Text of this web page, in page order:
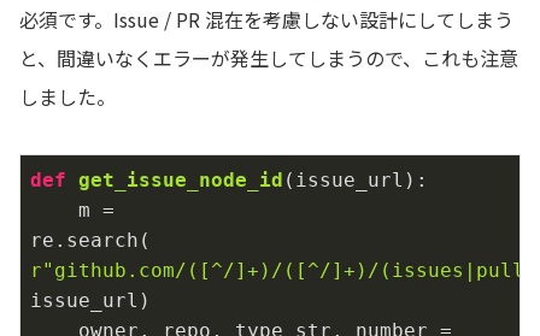
必須です。Issue / PR 混在を考慮しない設計にしてしまう
と、間違いなくエラーが発生してしまうので、これも注意
しました。
def get_issue_node_id (issue_url) :
re.search(
r"github.com/([^/]+)/([^/]+)/
issue_url)